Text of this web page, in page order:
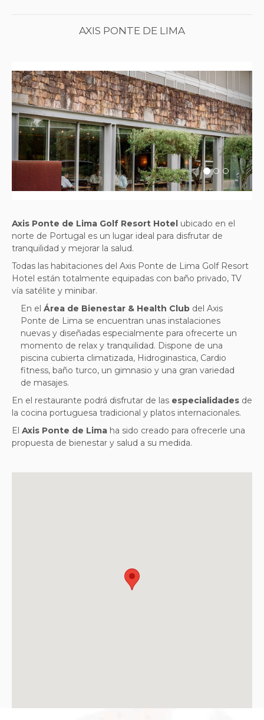
AXIS PONTE DE LIMA
Previous Next
Axis Ponte de Lima Golf Resort Hotel ubicado en el
norte de Portugal es un lugar ideal para disfrutar de
tranquilidad y mejorar la salud.
Todas las habitaciones del Axis Ponte de Lima Golf Resort
Hotel están totalmente equipadas con baño privado, TV
vía satélite y minibar.
En el Área de Bienestar & Health Club del Axis
Ponte de Lima se encuentran unas instalaciones
nuevas y diseñadas especialmente para ofrecerte un
momento de relax y tranquilidad. Dispone de una
piscina cubierta climatizada, Hidroginastica, Cardio
fitness, baño turco, un gimnasio y una gran variedad
de masajes.
En el restaurante podrá disfrutar de las especialidades de
la cocina portuguesa tradicional y platos internacionales.
El Axis Ponte de Lima ha sido creado para ofrecerle una
propuesta de bienestar y salud a su medida.